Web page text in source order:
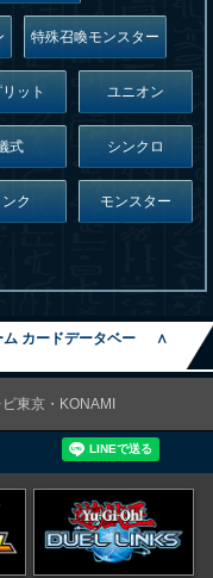
特殊召喚モンスター
ット ユニオン
式 シンクロ
ンク モンスター
カードデータベー
∧
東京・KONAMI